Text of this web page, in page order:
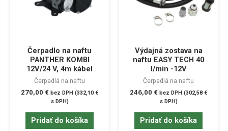
Čerpadlo na naftu
PANTHER KOMBI
12V/24 V, 4m kábel
Čerpadlá na naftu
270,00 € bez DPH (332,10€
s DPH)
Pridať do košíka
Výdajná zostava na
naftu EASY TECH 40
l/min -12V
Čerpadlá na naftu
246,00 € bez DPH (302,58 €
s DPH)
Pridať do košíka